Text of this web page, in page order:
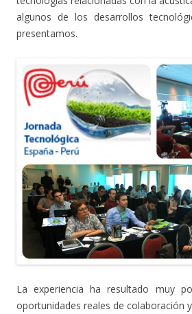
algunos de los desarrollos
presentamos.
La experiencia ha resultado muy
oportunidades reales de colaboración